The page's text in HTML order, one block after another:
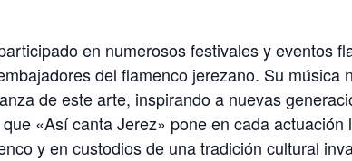
en numerosos festivales y eventos
del flamenco jerezano. Su música
de este arte, inspirando a nuevas
«Así canta Jerez» pone en cada actuación
y en custodios de una tradición cultural